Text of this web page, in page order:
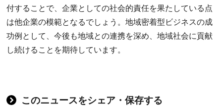
付することで、企業としての社会的責任を果たしている点
は他企業の模範となるでしょう。地域密着型ビジネスの成
功例として、今後も地域との連携を深め、地域社会に貢献
し続けることを期待しています。
このニュースをシェア・保存する